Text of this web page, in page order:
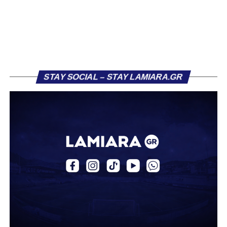
«Ο Α.Ο. Σαρωνικός Αναβύσσου ανακοινώνει την
περσινή σεζόν πραγματοποίησε γεμάτη χρονιά στη Γ’
Στο παρελθόν αγωνίστηκε στην ΑΕΚ Β’, με την οποία
κατέγραψε 10 συμμετοχές στη Super League 2, καθώς
επίσης σε Εθνικό και Ζάκυνθο. Ξεκίνησε την καριέρα του
STAY SOCIAL – STAY LAMIARA.GR